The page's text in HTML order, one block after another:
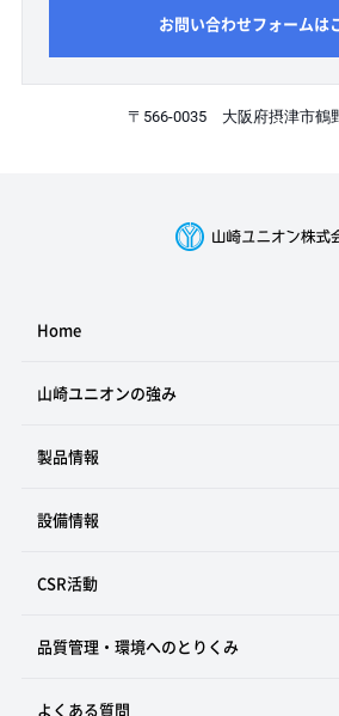
お問い合わせフォームは
〒566-0035 大阪府摂津市鶴
Home
山崎ユニオンの強み
製品情報
設備情報
CSR活動
品質管理・環境へのとりくみ
よくある質問